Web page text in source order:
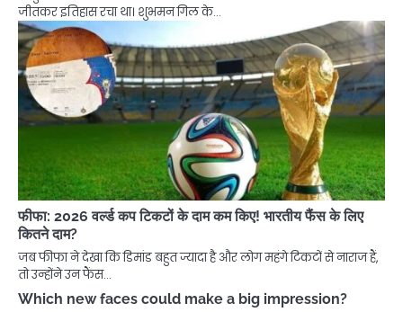
जीतकर इतिहास रचा था। शुभमन गिल के…
फीफा: 2026 वर्ल्ड कप टिकटों के दाम कम किए! भारतीय फैंस के लिए
कितने दाम?
जब फीफा ने देखा कि डिमांड बहुत ज्यादा है और लोग महंगे टिकटों से नाराज हैं,
तो उन्होंने उन फैंस…
Which new faces could make a big impression?